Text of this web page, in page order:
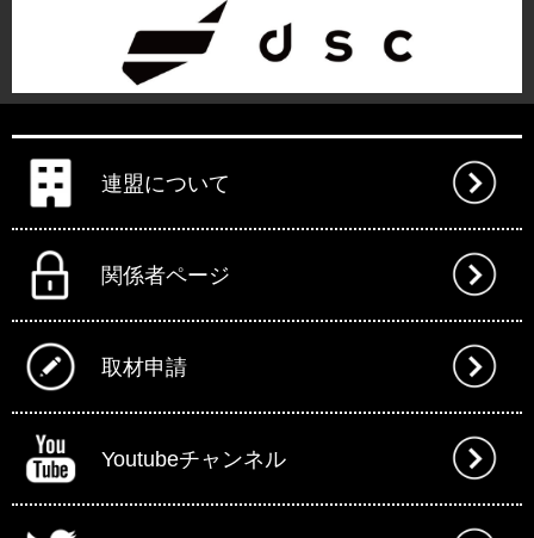
連盟について
関係者ページ
取材申請
Youtubeチャンネル